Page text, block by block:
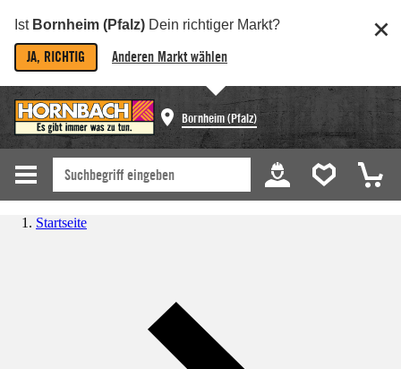
Ist Bornheim (Pfalz) Dein richtiger Markt?
JA, RICHTIG Anderen Markt wählen
Bornheim (Pfalz)
Startseite